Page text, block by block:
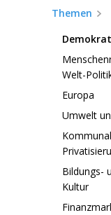
Themen
Welt-
Europa
Umwelt
Bildungs-
Kultur